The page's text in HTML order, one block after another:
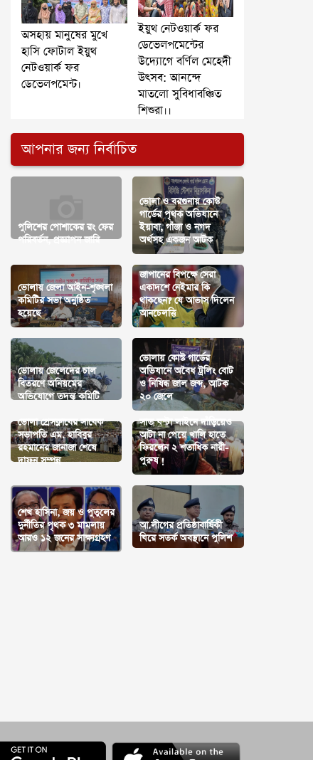
অসহায় মানুষের মুখে
হাসি ফোটাল ইয়ুথ
নেটওয়ার্ক ফর
ডেভেলপমেন্ট।
ইয়ুথ নেটওয়ার্ক ফর
ডেভেলপমেন্টের
উদ্যোগে বর্ণিল মেহেদী
উৎসব: আনন্দে
মাতলো সুবিধাবঞ্চিত
শিশুরা।।
আপনার জন্য নির্বাচিত
পুলিশের পোশাকের রং ফের
পরিবর্তন, প্রজ্ঞাপন জারি
ভোলা ও বরগুনায় কোস্ট
গার্ডের পৃথক অভিযানে
ইয়াবা, গাঁজা ও নগদ
অর্থসহ একজন আটক
ভোলায় জেলা আইন-শৃঙ্খলা
কমিটির সভা অনুষ্ঠিত
হয়েছে
জাপানের বিপক্ষে সেরা
একাদশে নেইমার কি
থাকছেন? যে আভাস দিলেন
আনচেলত্তি
ভোলায় জেলেদের চাল
বিতরণে অনিয়মের
অভিযোগে তদন্ত কমিটি
ভোলায় কোস্ট গার্ডের
অভিযানে অবৈধ ট্রলিং বোট
ও নিষিদ্ধ জাল জব্দ, আটক
২০ জেলে
ভোলা প্রেসক্লাবের সাবেক
সভাপতি এম. হাবিবুর
রহমানের জানাজা শেষে
দাফন সম্পন্ন
সাত ঘন্টা লাইনে দাঁড়িয়েও
আটা না পেয়ে খালি হাতে
ফিরলেন ২ শতাধিক নারী-
পুরুষ !
শেখ হাসিনা, জয় ও পুতুলের
দুর্নীতির পৃথক ৩ মামলায়
আরও ১২ জনের সাক্ষ্যগ্রহণ
আ.লীগের প্রতিষ্ঠাবার্ষিকী
ঘিরে সতর্ক অবস্থানে পুলিশ